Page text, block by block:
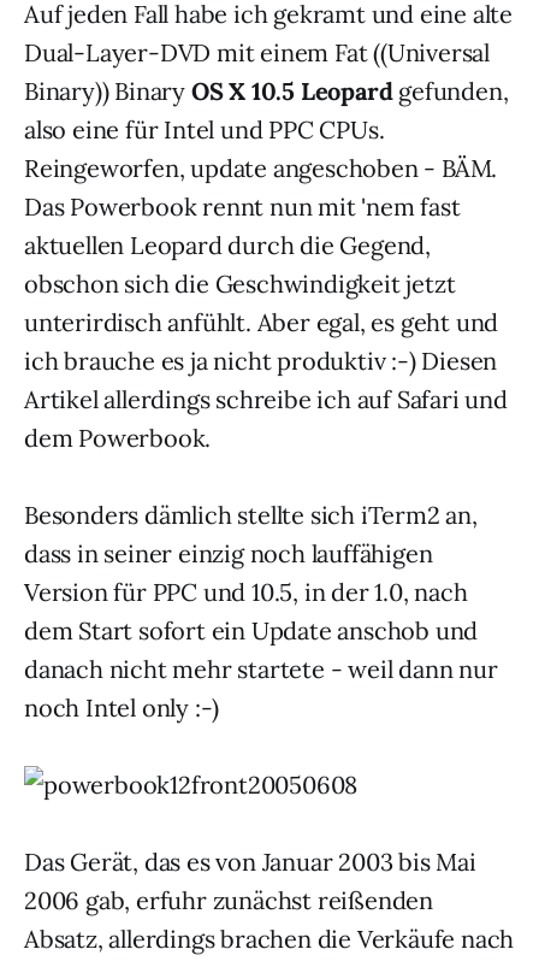
Auf jeden Fall habe ich gekramt und eine alte
Dual-Layer-DVD mit einem Fat ((Universal
Binary)) Binary OS X 10.5 Leopardgefunden,
also eine für Intel und PPC CPUs.
Reingeworfen, update angeschoben - BÄM.
Das Powerbook rennt nun mit 'nem fast
aktuellen Leopard durch die Gegend,
obschon sich die Geschwindigkeit jetzt
unterirdisch anfühlt. Aber egal, es geht und
ich brauche es ja nicht produktiv :-) Diesen
Artikel allerdings schreibe ich auf Safari und
dem Powerbook.
Besonders dämlich stellte sich iTerm2 an,
dass in seiner einzig noch lauffähigen
Version für PPC und 10.5, in der 1.0, nach
dem Start sofort ein Update anschob und
danach nicht mehr startete - weil dann nur
noch Intel only :-)
Das Gerät, das es von Januar 2003 bis Mai
2006 gab, erfuhr zunächst reißenden
Absatz, allerdings brachen die Verkäufe nach